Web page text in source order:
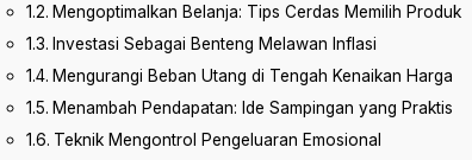
Mengoptimalkan Belanja: Tips Cerdas Memilih Produk
Investasi Sebagai Benteng Melawan Inflasi
Mengurangi Beban Utang di Tengah Kenaikan Harga
Menambah Pendapatan: Ide Sampingan yang Praktis
Teknik Mengontrol Pengeluaran Emosional